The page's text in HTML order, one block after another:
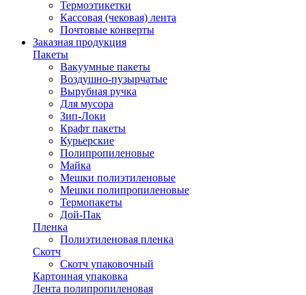
Термоэтикетки
Кассовая (чековая) лента
Почтовые конверты
Заказная продукция
Пакеты
Вакуумные пакеты
Воздушно-пузырчатые
Вырубная ручка
Для мусора
Зип-Локи
Крафт пакеты
Курьерские
Полипропиленовые
Майка
Мешки полиэтиленовые
Мешки полипропиленовые
Термопакеты
Дой-Пак
Пленка
Полиэтиленовая пленка
Скотч
Скотч упаковочный
Картонная упаковка
Лента полипропиленовая